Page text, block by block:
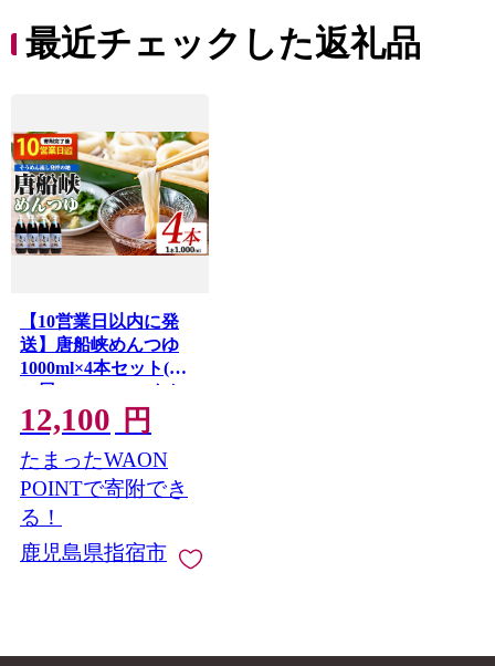
最近チェックした返礼品
【10営業日以内に発
送】唐船峡めんつゆ
1000ml×4本セット(ひ
ご屋/IB013-004) めんつ
ゆ そうめん つゆ 素麺
そば うどん 出汁 だし
つゆ 天つゆ 調味料 唐
船峡 そうめん流し 流
しそうめん 鹿児島 指
宿 いぶすき めんつゆ
12,100 円
たまったWAON
POINTで寄附でき
る！
鹿児島県指宿市